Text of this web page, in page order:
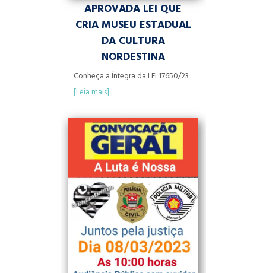
APROVADA LEI QUE
CRIA MUSEU ESTADUAL
DA CULTURA
NORDESTINA
Conheça a Íntegra da LEI 17650/23
[Leia mais]